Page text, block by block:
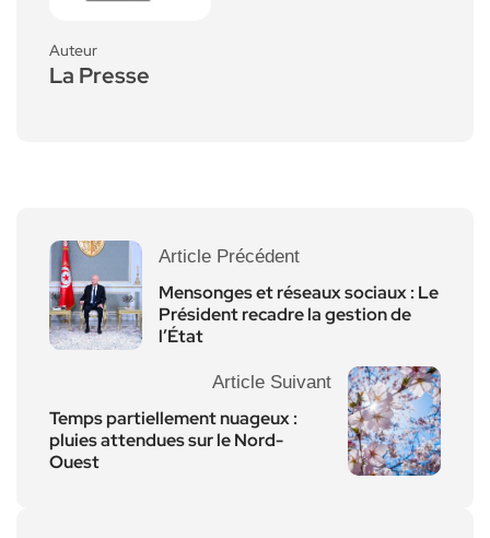
Auteur
La Presse
Article Précédent
Mensonges et réseaux sociaux : Le
Président recadre la gestion de
l’État
Article Suivant
Temps partiellement nuageux :
pluies attendues sur le Nord-
Ouest